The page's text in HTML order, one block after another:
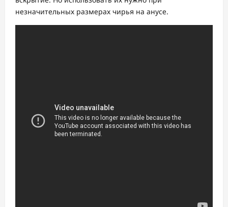
незначительных размерах чирья на анусе.